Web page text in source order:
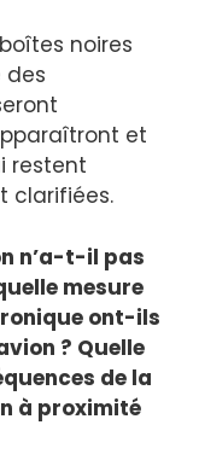
noires
des
et
restent
clarifiées.
n’a-t-il pas
mesure
ont-ils
? Quelle
de la
à proximité